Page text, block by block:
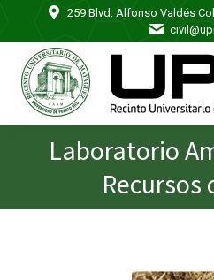
259 Blvd. Alfonso Valdés
Laboratorio
Recursos